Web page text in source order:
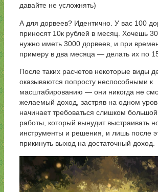
давайте не усложнять)
А для дорвеев? Идентично. У вас 100
приносят 10к рублей в месяц. Хочешь
нужно иметь 3000 дорвеев, и при
примеру в два месяца — делать их по
После таких расчетов некоторые виды
оказываются попросту неспособными к
масштабированию — они никогда не
желаемый доход, застряв на одном
начинает требоваться слишком
работы, который вынудит выстраивать
инструменты и решения, и лишь после
прикинуть выход на достаточный доход.